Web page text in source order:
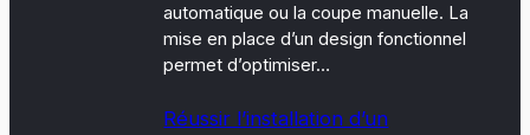
automatique ou la coupe manuelle. La
mise en place d’un design fonctionnel
permet d’optimiser…
Réussir l’installation d’un